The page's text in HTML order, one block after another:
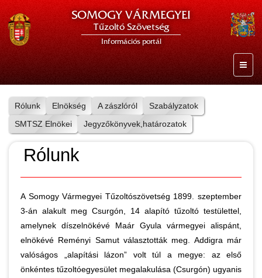
SOMOGY VÁRMEGYEI
Tűzoltó Szövetség
Információs portál
Rólunk Elnökség A zászlóról
Szabályzatok
SMTSZ Elnökei
Jegyzőkönyvek,határozatok
Rólunk
A Somogy Vármegyei Tűzoltószövetség 1899. szeptember
3-án alakult meg Csurgón, 14 alapító tűzoltó testülettel,
amelynek díszelnökévé Maár Gyula vármegyei alispánt,
elnökévé Reményi Samut választották meg. Addigra már
valóságos „alapítási lázon” volt túl a megye: az első
önkéntes tűzoltóegyesület megalakulása (Csurgón) ugyanis